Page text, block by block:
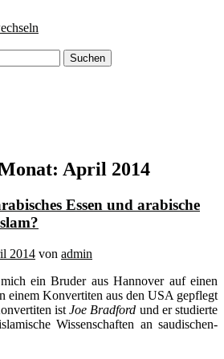
ist die Grundlage
April 2014
Essen und arabische
2014 von admin
ein Bruder aus Hannover auf einen
einem Konvertiten aus den USA gepflegt
istJoe Bradford und er studierte
Wissenschaften an saudischen-